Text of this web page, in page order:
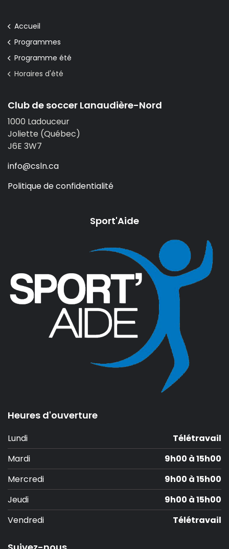
Accueil
Programmes
Programme été
Horaires d'été
Club de soccer Lanaudière-Nord
1000 Ladouceur
Joliette (Québec)
J6E 3W7
info@csln.ca
Politique de confidentialité
Sport'Aide
Heures d'ouverture
Lundi
Télétravail
Mardi
9h00 à 15h00
Mercredi
9h00 à 15h00
Jeudi
9h00 à 15h00
Vendredi
Télétravail